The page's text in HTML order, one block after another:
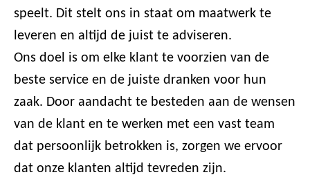
speelt. Dit stelt ons in staat om maatwerk te
leveren en altijd de juist te adviseren.
Ons doel is om elke klant te voorzien van de
beste service en de juiste dranken voor hun
zaak. Door aandacht te besteden aan de wensen
van de klant en te werken met een vast team
dat persoonlijk betrokken is, zorgen we ervoor
dat onze klanten altijd tevreden zijn.